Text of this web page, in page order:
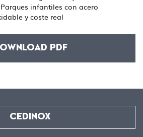
infantiles con acero
y coste real
PDF
CEDINOX